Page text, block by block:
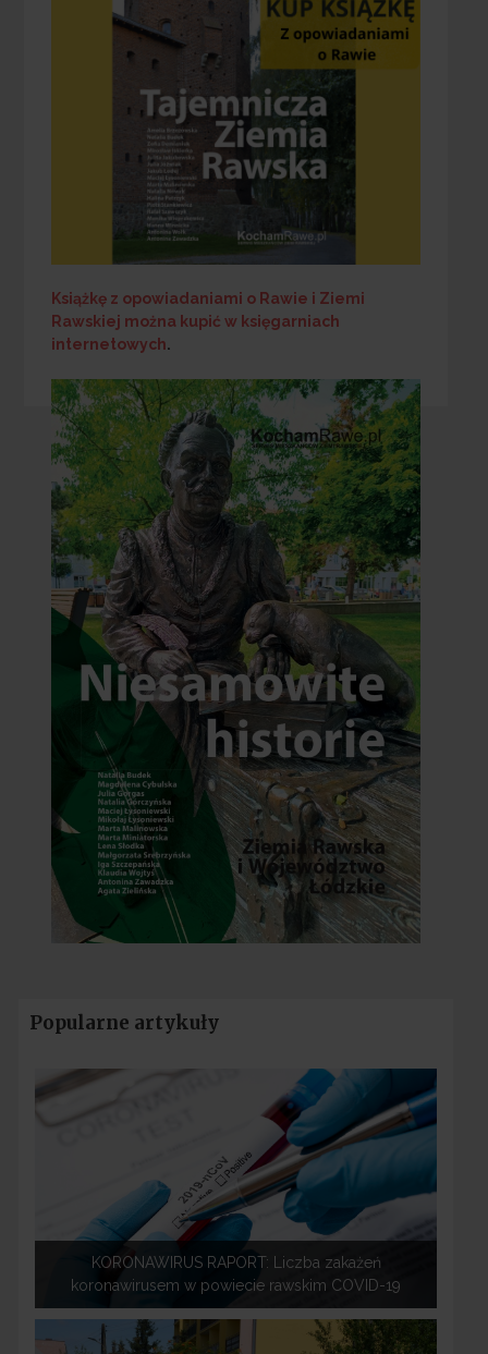
Książkę z opowiadaniami o Rawie i Ziemi
Rawskiej można kupić w księgarniach
internetowych.
Popularne artykuły
KORONAWIRUS RAPORT: Liczba zakażeń
koronawirusem w powiecie rawskim COVID-19